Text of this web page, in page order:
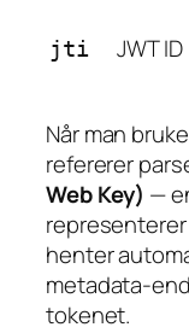
jti JWT ID
Når man
refererer
Web Key) —
henter
metadata-
tokenet.